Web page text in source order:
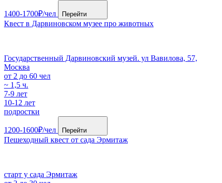
1400-1700₽/чел Перейти
Квест в Дарвиновском музее про животных
Государственный Дарвиновский музей. ул Вавилова, 57,
Москва
от 2 до 60 чел
~ 1,5 ч.
7-9 лет
10-12 лет
подростки
1200-1600₽/чел Перейти
Пешеходный квест от сада Эрмитаж
старт у сада Эрмитаж